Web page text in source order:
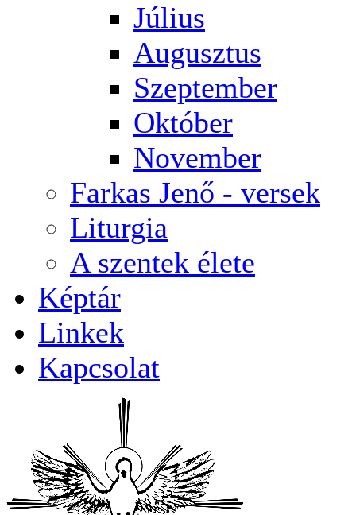
Július
Augusztus
Szeptember
Október
November
Farkas Jenő - versek
Liturgia
A szentek élete
Képtár
Linkek
Kapcsolat